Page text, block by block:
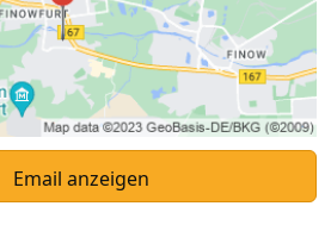
Email anzeigen